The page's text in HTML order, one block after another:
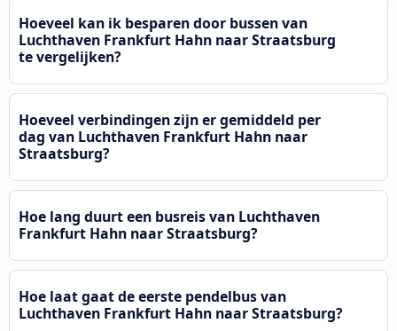
Hoeveel kan ik besparen door bussen van
Luchthaven Frankfurt Hahn naar Straatsburg
te vergelijken?
Hoeveel verbindingen zijn er gemiddeld per
dag van Luchthaven Frankfurt Hahn naar
Straatsburg?
Hoe lang duurt een busreis van Luchthaven
Frankfurt Hahn naar Straatsburg?
Hoe laat gaat de eerste pendelbus van
Luchthaven Frankfurt Hahn naar Straatsburg?